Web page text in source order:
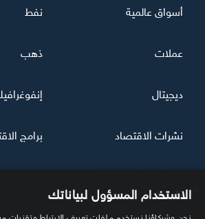
تابعنا
أسواق عالمية نفط
عملات ذهب
ديجيتال
نشرات الاقتصاد برامج
الاستخدام المسؤول لبياناتك
نحن وشركاؤنا نستخدم ملفات تعريف الارتباط وتقنيات